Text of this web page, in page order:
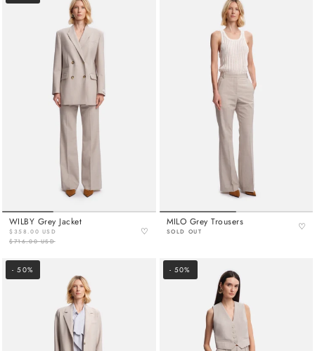
WILBY Grey Jacket
$358.00 USD
$716.00 USD
♡
MILO Grey Trousers
SOLD OUT ♡
- 50% - 50%